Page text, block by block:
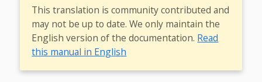
This translation is community contributed and
may not be up to date. We only maintain the
English version of the documentation. Read
this manual in English